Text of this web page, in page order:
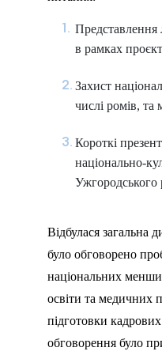
Представлення
в рамках
Захист
числі ромів,
Короткі
національно-
Ужгородського
Відбулася загальна
було обговорено
національних
освіти та медичних
підготовки
обговорення було